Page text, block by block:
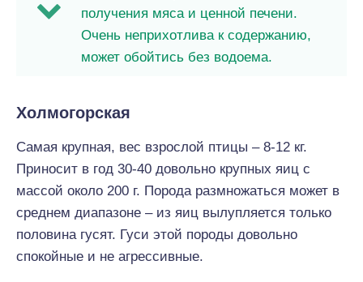
получения мяса и ценной печени.
Очень неприхотлива к содержанию,
может обойтись без водоема.
Холмогорская
Самая крупная, вес взрослой птицы – 8-12 кг.
Приносит в год 30-40 довольно крупных яиц с
массой около 200 г. Порода размножаться может в
среднем диапазоне – из яиц вылупляется только
половина гусят. Гуси этой породы довольно
спокойные и не агрессивные.